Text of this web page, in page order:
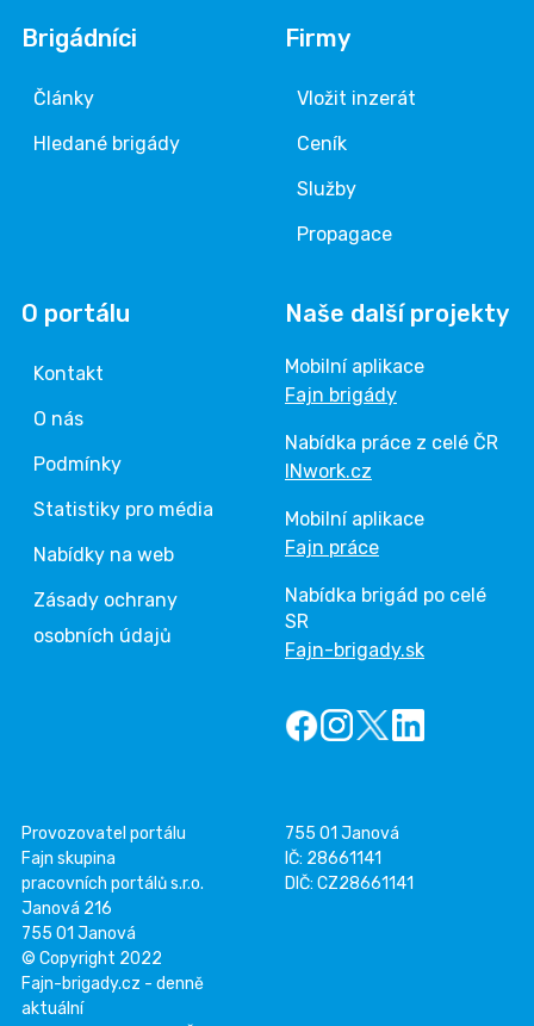
Brigádníci
Články
Hledané brigády
Firmy
Vložit inzerát
Ceník
Služby
Propagace
O portálu
Kontakt
O nás
Podmínky
Statistiky pro média
Nabídky na web
Zásady ochrany
osobních údajů
Naše další projekty
Mobilní aplikace
Fajn brigády
Nabídka práce z celé ČR
INwork.cz
Mobilní aplikace
Fajn práce
Nabídka brigád po celé
SR
Fajn-brigady.sk
Provozovatel portálu
Fajn skupina
pracovních portálů s.r.o.
Janová 216
755 01 Janová
755 01 Janová
IČ: 28661141
DIČ: CZ28661141
© Copyright 2022
Fajn-brigady.cz - denně
aktuální